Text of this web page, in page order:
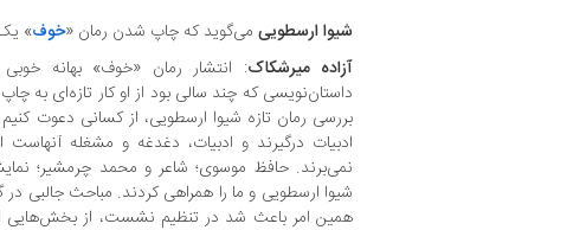
شیوا ارسطویی می‌گوید که چاپ شدن رمان «خوف»
آزاده میرشکاک: انتشار رمان «خوف» بهانه
داستان‌نویسی که چند سالی بود از او کار تازه‌ای به
بررسی رمان تازه شیوا ارسطویی، از کسانی دعوت
ادبیات درگیرند و ادبیات، دغدغه و مشغله
نمی‌برند. حافظ موسوی؛ شاعر و محمد چرمشیر؛
شیوا ارسطویی و ما را همراهی کردند. مباحث جالبی
همین امر باعث شد در تنظیم نشست، از بخش‌هایی